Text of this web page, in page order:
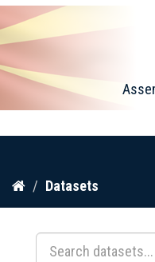
Skip
content
Datasets